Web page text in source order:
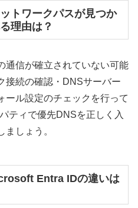
トワークパスが見つか
理由は？
通信が確立されていない可能
接続の確認・DNSサーバー
ール設定のチェックを行って
ティで優先DNSを正しく入
しょう。
Entra IDの違いは